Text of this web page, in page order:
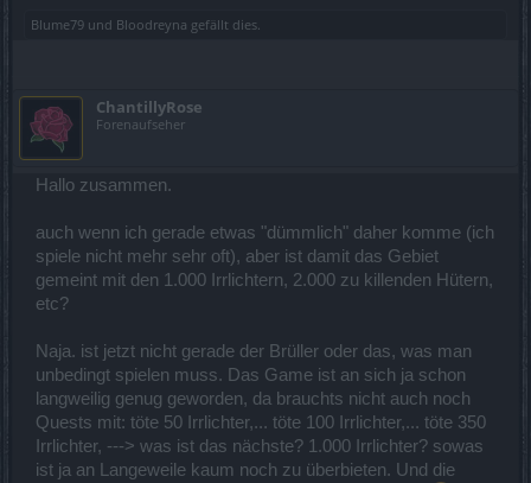
Blume79 und Bloodreyna gefällt dies.
ChantillyRose
Forenaufseher
Hallo zusammen.
auch wenn ich gerade etwas "dümmlich" daher komme (ich
spiele nicht mehr sehr oft), aber ist damit das Gebiet
gemeint mit den 1.000 Irrlichtern, 2.000 zu killenden Hütern,
etc?
Naja. ist jetzt nicht gerade der Brüller oder das, was man
unbedingt spielen muss. Das Game ist an sich ja schon
langweilig genug geworden, da brauchts nicht auch noch
Quests mit: töte 50 Irrlichter,... töte 100 Irrlichter,... töte 350
Irrlichter, ---> was ist das nächste? 1.000 Irrlichter? sowas
ist ja an Langeweile kaum noch zu überbieten. Und die